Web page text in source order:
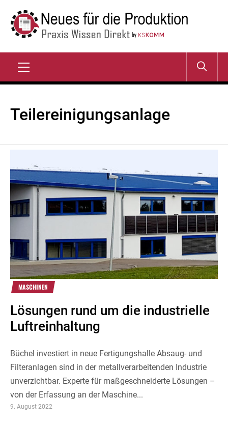
Inhalt
springen
NEUES FÜR DIE
PRODUKTION
Teilereinigungsanlage
MASCHINEN
Lösungen rund um die industrielle
Luftreinhaltung
Büchel investiert in neue Fertigungshalle Absaug- und
Filteranlagen sind in der metallverarbeitenden Industrie
unverzichtbar. Experte für maßgeschneiderte Lösungen –
von der Erfassung an der Maschine...
9. August 2022